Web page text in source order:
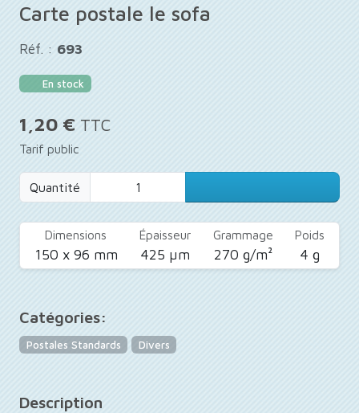
Carte postale le sofa
Réf. : 693
En stock
1,20 € TTC
Tarif public
Quantité
Dimensions
150 x 96 mm
Épaisseur
425 µm
Grammage
270 g/m²
Poids
4 g
Catégories:
Postales Standards Divers
Description